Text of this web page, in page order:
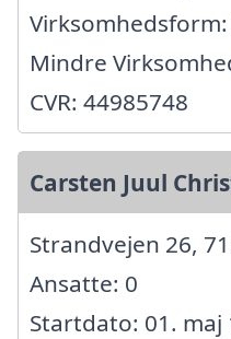
Mindre
CVR: 44985748
Carsten Juul
Strandvejen 26,
Ansatte: 0
Startdato: 01. maj